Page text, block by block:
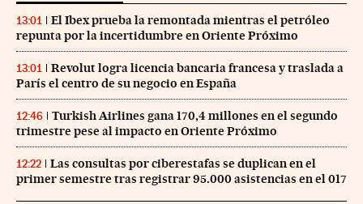
13:01
El Ibex prueba la remontada mientras el petróleo
repunta por la incertidumbre en Oriente Próximo
13:01
Revolut logra licencia bancaria francesa y traslada a
París el centro de su negocio en España
12:46
Turkish Airlines gana 170,4 millones en el segundo
trimestre pese al impacto en Oriente Próximo
12:22
Las consultas por ciberestafas se duplican en el
primer semestre tras registrar 95.000 asistencias en el 017